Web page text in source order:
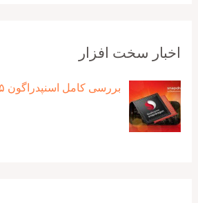
اخبار سخت افزار
بررسی کامل اسنپدراگون ۸۳۵